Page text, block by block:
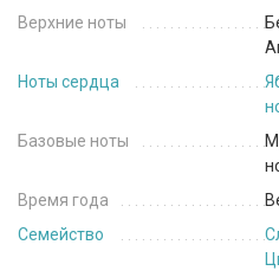
Верхние ноты
Ноты сердца
Базовые ноты
Время года
Семейство